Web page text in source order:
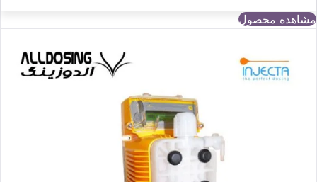
مشاهده محصول